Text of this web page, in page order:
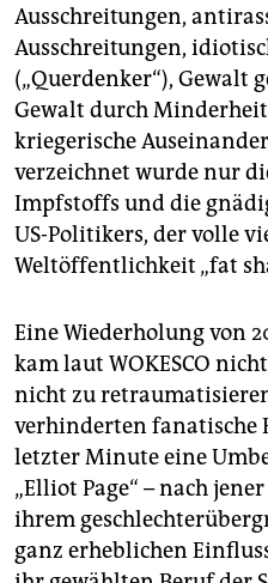
Ausschreitungen,
Ausschreitungen,
(„Querdenker“), Gewalt
Gewalt durch
kriegerische
verzeichnet wurde nur
Impfstoffs und die
US-Politikers, der volle
Weltöffentlichkeit „fat
Eine Wiederholung von
kam laut WOKESCO
nicht zu
verhinderten
letzter Minute eine
„Elliot Page“ – nach
ihrem
ganz erheblichen